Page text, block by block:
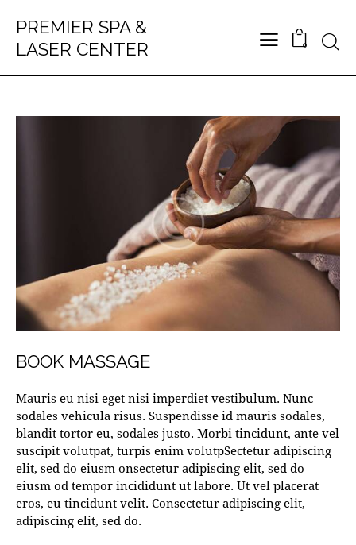
PREMIER SPA &
LASER CENTER
0
BOOK MASSAGE
Mauris eu nisi eget nisi imperdiet vestibulum. Nunc
sodales vehicula risus. Suspendisse id mauris sodales,
blandit tortor eu, sodales justo. Morbi tincidunt, ante vel
suscipit volutpat, turpis enim volutpSectetur adipiscing
elit, sed do eiusm onsectetur adipiscing elit, sed do
eiusm od tempor incididunt ut labore. Ut vel placerat
eros, eu tincidunt velit. Consectetur adipiscing elit,
adipiscing elit, sed do.